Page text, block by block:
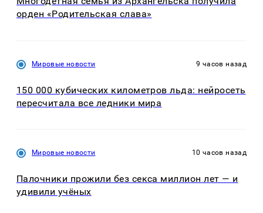
орден «Родительская слава»
Мировые новости 9 часов назад
150 000 кубических километров льда: нейросеть
пересчитала все ледники мира
Мировые новости 10 часов назад
Палочники прожили без секса миллион лет — и
удивили учёных